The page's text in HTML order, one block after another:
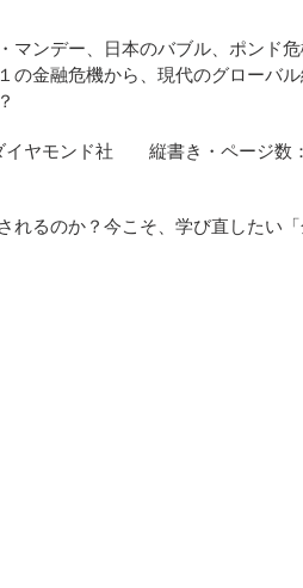
商
品
る
ンデー、日本のバブル、ポンド
金融危機から、現代のグローバ
ダイヤモンド社 縦書き・ペー
るのか？今こそ、学び直したい「